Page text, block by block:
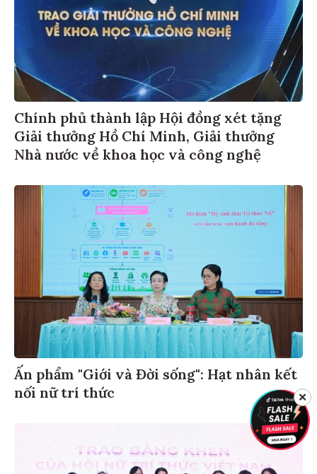
Chính phủ thành lập Hội đồng xét tặng
Giải thưởng Hồ Chí Minh, Giải thưởng
Nhà nước về khoa học và công nghệ
Ấn phẩm "Giới và Đời sống": Hạt nhân kết
nối nữ trí thức
✕